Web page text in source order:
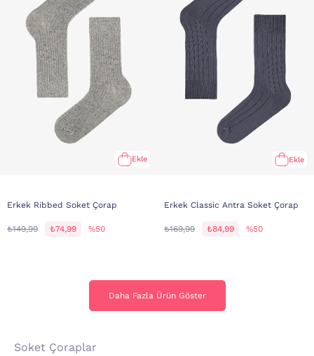
Ekle
Erkek Ribbed Soket Çorap
₺149,99 ₺74,99 %50
Ekle
Erkek Classic Antra Soket Çorap
₺169,99 ₺84,99 %50
Daha Fazla Ürün Göster
Daha Fazla Ürün Göster
Soket Çoraplar